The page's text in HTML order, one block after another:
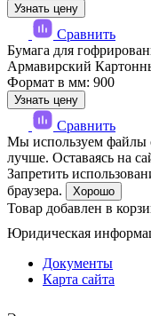
Узнать цену
Сравнить
Бумага для
Армавирский
Формат в мм: 900
Узнать цену
Сравнить
Мы используем файлы
лучше. Оставаясь на
Запретить
браузера.
Хорошо
Товар добавлен в
Юридическая
Документы
Карта сайта